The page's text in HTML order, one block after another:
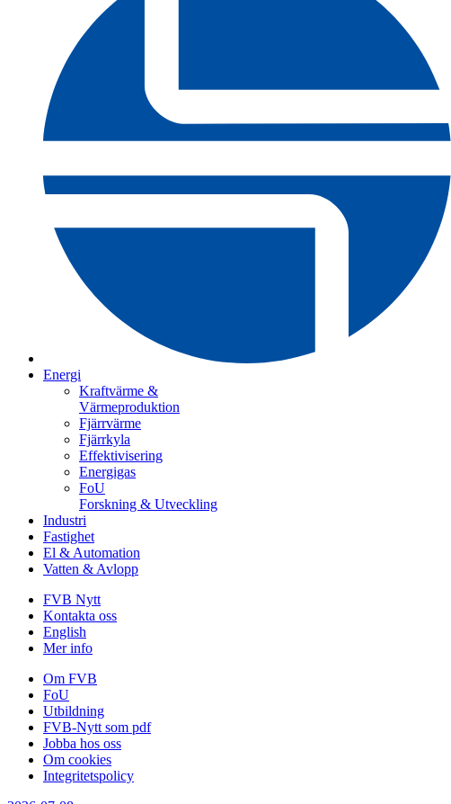
Energi
Kraftvärme &
Värmeproduktion
Fjärrvärme
Fjärrkyla
Effektivisering
Energigas
FoU
Forskning & Utveckling
Industri
Fastighet
El & Automation
Vatten & Avlopp
FVB Nytt
Kontakta oss
English
Mer info
Om FVB
FoU
Utbildning
FVB-Nytt som pdf
Jobba hos oss
Om cookies
Integritetspolicy